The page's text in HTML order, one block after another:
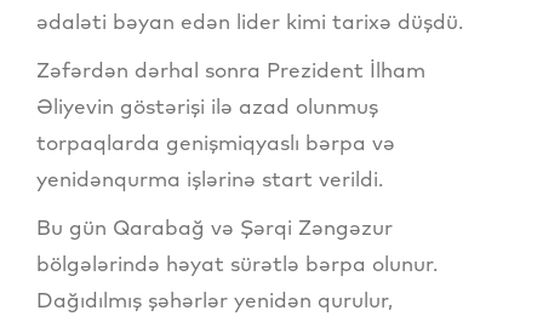
ədaləti bəyan edən lider kimi tarixə düşdü.
Zəfərdən dərhal sonra Prezident İlham
Əliyevin göstərişi ilə azad olunmuş
torpaqlarda genişmiqyaslı bərpa və
yenidənqurma işlərinə start verildi.
Bu gün Qarabağ və Şərqi Zəngəzur
bölgələrində həyat sürətlə bərpa olunur.
Dağıdılmış şəhərlər yenidən qurulur,